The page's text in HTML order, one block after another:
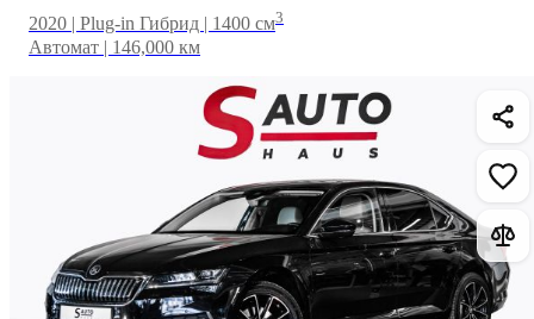
2020 | Plug-in Гибрид | 1400 см3
Автомат | 146,000 км